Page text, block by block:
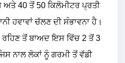
ਅਤੇ 40 ਤੋਂ 50 ਕਿਲੋਮੀਟਰ ਪ੍ਰਤੀ
ਹਵਾਵਾਂ ਚੱਲਣ ਦੀ ਸੰਭਾਵਨਾ ਹੈ।
ਤੋਂ ਬਾਅਦ ਇਸ ਵਿੱਚ 2 ਤੋਂ 3
ਨਾਲ ਲੋਕਾਂ ਨੂੰ ਗਰਮੀ ਤੋਂ ਵੱਡੀ